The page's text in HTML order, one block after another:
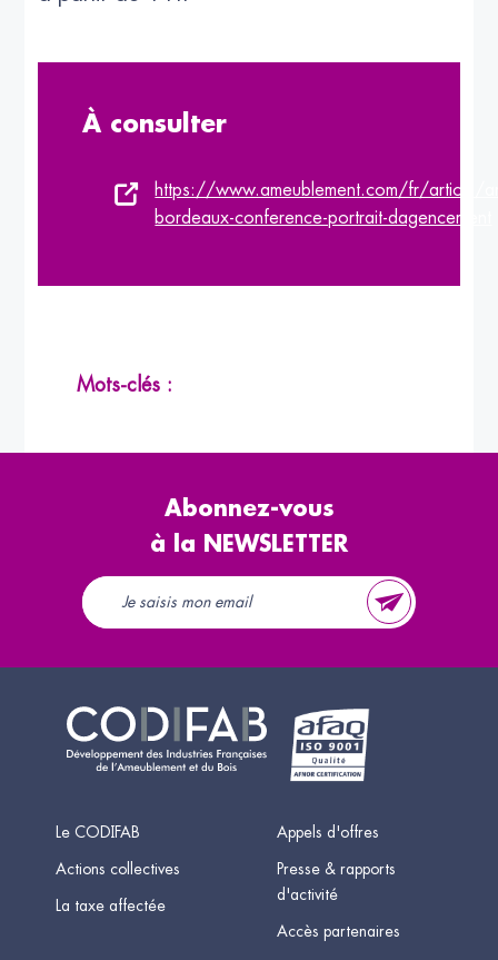
À consulter
https://www.ameublement.com/fr/article/
bordeaux-conference-portrait-dagencement
Mots-clés :
Abonnez-vous
à la NEWSLETTER
Le CODIFAB
Actions collectives
La taxe affectée
Appels d'offres
Presse & rapports
d'activité
Accès partenaires